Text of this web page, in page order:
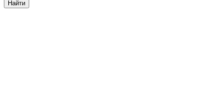
Найти